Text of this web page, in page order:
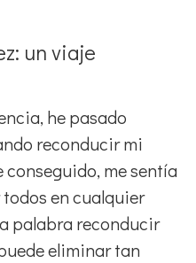
un viaje
he pasado
reconducir mi
conseguido, me sentía
en cualquier
palabra reconducir
eliminar tan